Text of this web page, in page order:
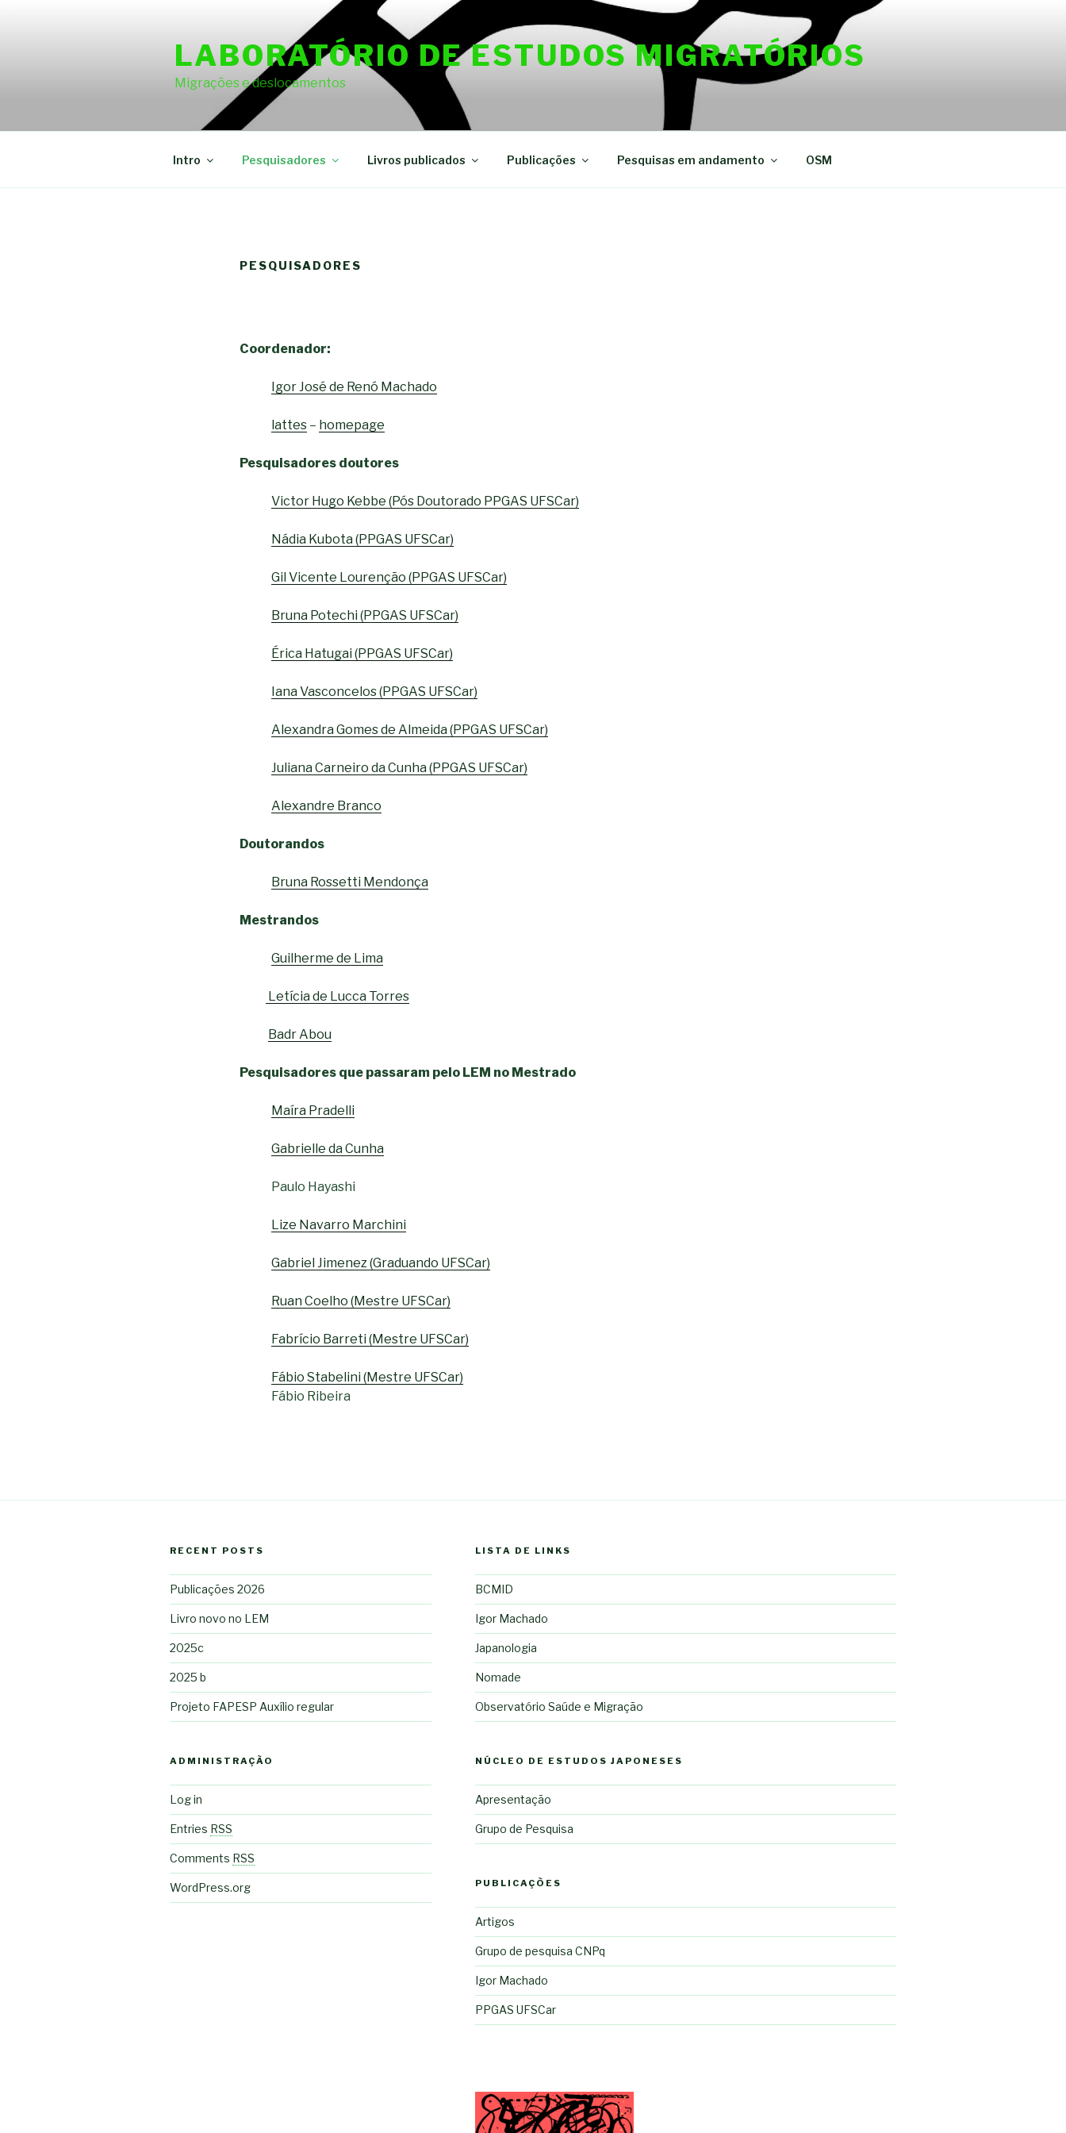
LABORATÓRIO DE ESTUDOS MIGRATÓRIOS
Migrações e deslocamentos
Intro Pesquisadores Livros publicados Publicações Pesquisas em andamento OSM
PESQUISADORES
Coordenador:
Igor José de Renó Machado
lattes – homepage
Pesquisadores doutores
Victor Hugo Kebbe (Pós Doutorado PPGAS UFSCar)
Nádia Kubota (PPGAS UFSCar)
Gil Vicente Lourenção (PPGAS UFSCar)
Bruna Potechi (PPGAS UFSCar)
Érica Hatugai (PPGAS UFSCar)
Iana Vasconcelos (PPGAS UFSCar)
Alexandra Gomes de Almeida (PPGAS UFSCar)
Juliana Carneiro da Cunha (PPGAS UFSCar)
Alexandre Branco
Doutorandos
Bruna Rossetti Mendonça
Mestrandos
Guilherme de Lima
Letícia de Lucca Torres
Badr Abou
Pesquisadores que passaram pelo LEM no Mestrado
Maíra Pradelli
Gabrielle da Cunha
Paulo Hayashi
Lize Navarro Marchini
Gabriel Jimenez (Graduando UFSCar)
Ruan Coelho (Mestre UFSCar)
Fabrício Barreti (Mestre UFSCar)
Fábio Stabelini (Mestre UFSCar)
Fábio Ribeira
RECENT POSTS
Publicações 2026
Livro novo no LEM
2025c
2025 b
Projeto FAPESP Auxílio regular
ADMINISTRAÇÃO
Log in
Entries RSS
Comments RSS
WordPress.org
LISTA DE LINKS
BCMID
Igor Machado
Japanologia
Nomade
Observatório Saúde e Migração
NÚCLEO DE ESTUDOS JAPONESES
Apresentação
Grupo de Pesquisa
PUBLICAÇÕES
Artigos
Grupo de pesquisa CNPq
Igor Machado
PPGAS UFSCar